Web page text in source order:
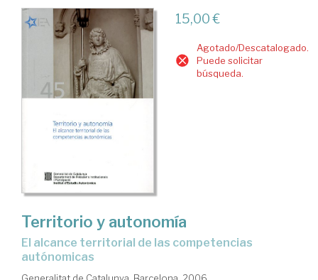
15,00 €
Agotado/Descatalogado.
Puede solicitar
búsqueda.
Territorio y autonomía
el alcance territorial de las competencias
autónomicas